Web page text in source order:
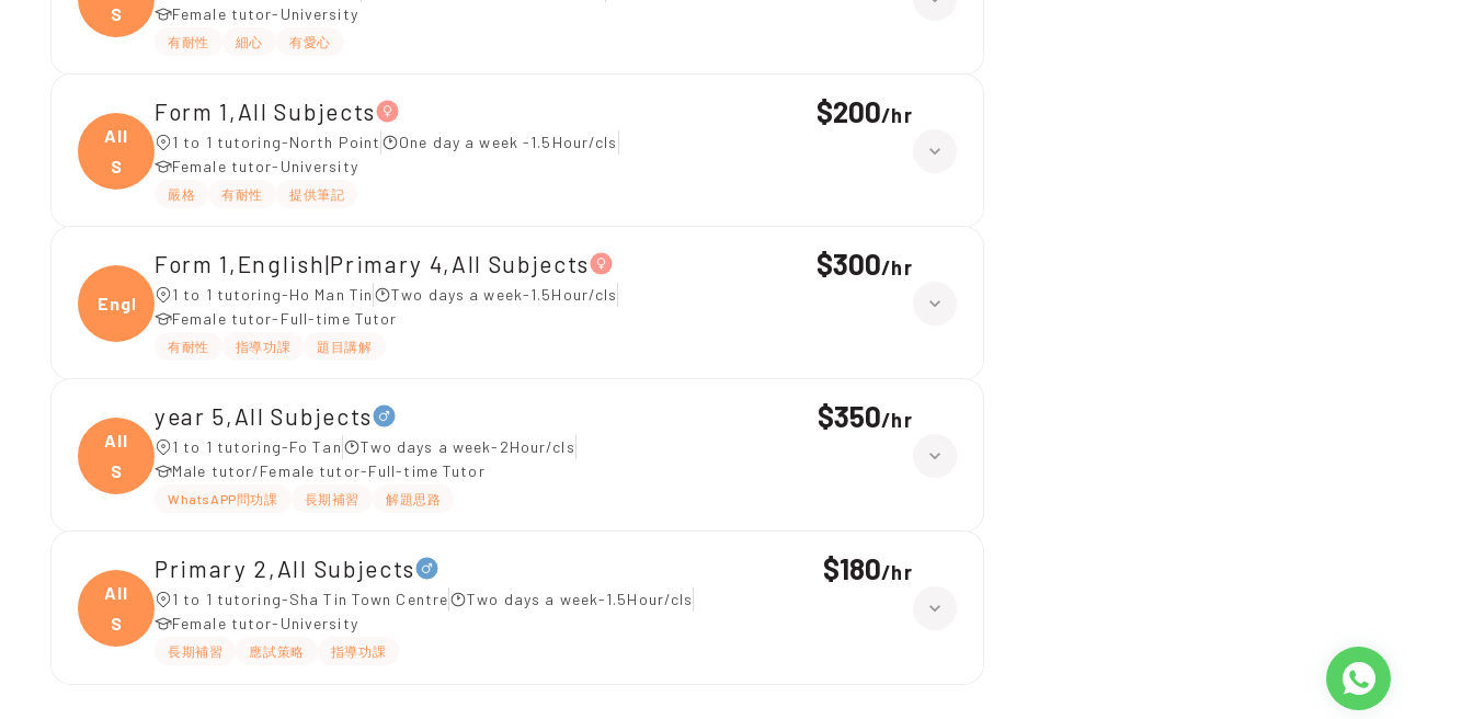
S
Female tutor-University
有耐性 細心 有愛心
All
S
Form 1,All Subjects
1 to 1 tutoring-North Point
One day a week -1.5Hour/cls
Female tutor-University
嚴格 有耐性 提供筆記
$200/hr
Engli
Form 1,English|Primary 4,All Subjects
1 to 1 tutoring-Ho Man Tin
Two days a week-1.5Hour/cls
Female tutor-Full-time Tutor
有耐性 指導功課 題目講解
$300/hr
All
S
year 5,All Subjects
1 to 1 tutoring-Fo Tan
Two days a week-2Hour/cls
Male tutor/Female tutor-Full-time Tutor
WhatsAPP問功課 長期補習 解題思路
$350/hr
All
S
Primary 2,All Subjects
1 to 1 tutoring-Sha Tin Town Centre
Two days a week-1.5Hour/cls
Female tutor-University
長期補習 應試策略 指導功課
$180/hr